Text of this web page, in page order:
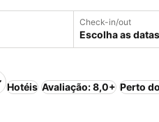
Check-in/out
Escolha as datas
Hotéis Avaliação: 8,0+ Perto